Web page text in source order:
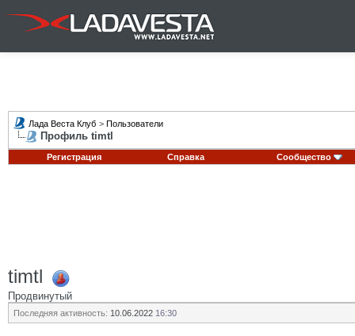
Лада Веста Клуб > Пользователи
Профиль timtl
Регистрация Справка Сообщество
timtl
Продвинутый
Последняя активность: 10.06.2022 16:30